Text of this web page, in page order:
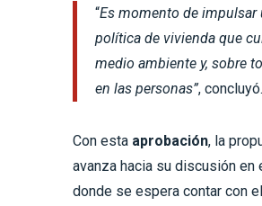
“Es momento de impulsar
política de vivienda que
medio ambiente y, sobre
en las personas”, concluyó.
Con esta aprobación, la
avanza hacia su discusión en
donde se espera contar con